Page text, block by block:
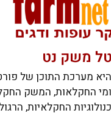
משק נט
מערכת התוכן של
החקלאות, המשק
החקלאיות,